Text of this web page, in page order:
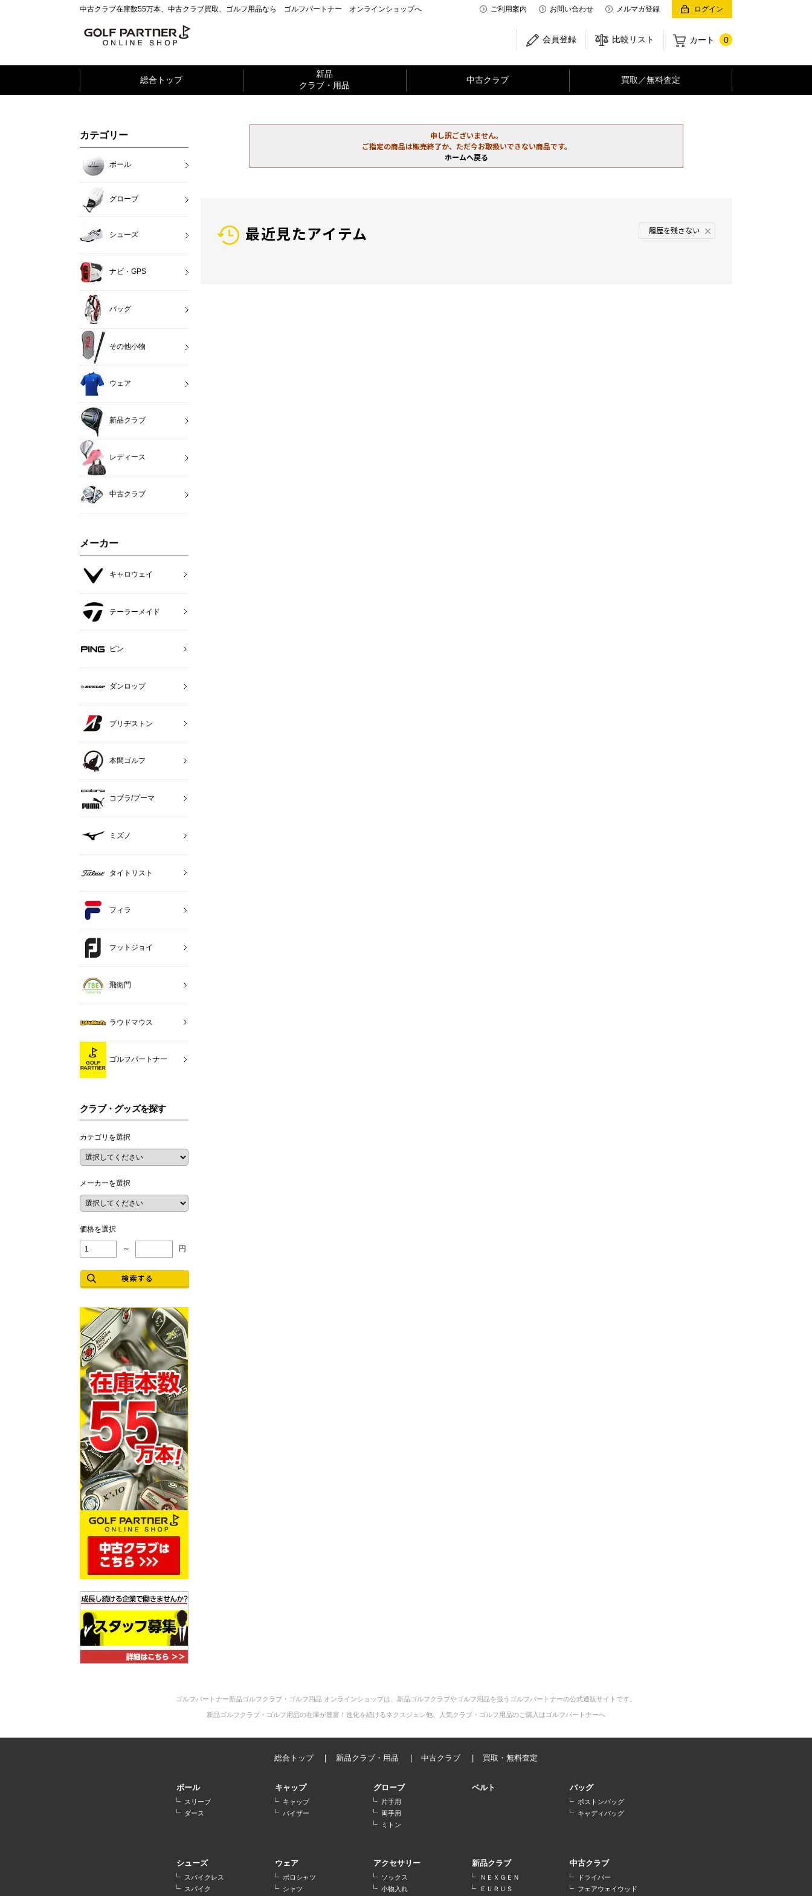
中古クラブ在庫数55万本、中古クラブ買取、ゴルフ用品なら ゴルフパートナー オンラインショップへ ご利用案内 お問い合わせ メルマガ登録 ログイン
カート 0
比較リスト
会員登録
総合トップ
新品
クラブ・用品
中古クラブ 買取／無料査定
申し訳ございません。
ご指定の商品は販売終了か、ただ今お取扱いできない商品です。
ホームへ戻る
最近見たアイテム 履歴を残さない
カテゴリー
ボール
グローブ
シューズ
ナビ・GPS
バッグ
その他小物
ウェア
新品クラブ
レディース
中古クラブ
メーカー
キャロウェイ
テーラーメイド
ピン
ダンロップ
ブリヂストン
本間ゴルフ
コブラ/プーマ
ミズノ
タイトリスト
フィラ
フットジョイ
飛衛門
ラウドマウス
ゴルフパートナー
クラブ・グッズを探す
カテゴリを選択
メーカーを選択
価格を選択
～ 円
ゴルフパートナー新品ゴルフクラブ・ゴルフ用品 オンラインショップは、新品ゴルフクラブやゴルフ用品を扱うゴルフパートナーの公式通販サイトです。
新品ゴルフクラブ・ゴルフ用品の在庫が豊富！進化を続けるネクスジェン他、人気クラブ・ゴルフ用品のご購入はゴルフパートナーへ
総合トップ 新品クラブ・用品 中古クラブ 買取・無料査定
ボール
スリーブ
ダース
キャップ
キャップ
バイザー
グローブ
片手用
両手用
ミトン
ベルト バッグ
ボストンバッグ
キャディバッグ
シューズ
スパイクレス
スパイク
ウェア
ポロシャツ
シャツ
アクセサリー
ソックス
小物入れ
新品クラブ
ＮＥＸＧＥＮ
ＥＵＲＵＳ
中古クラブ
ドライバー
フェアウェイウッド